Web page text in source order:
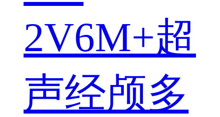
2V6M+超
声经颅多